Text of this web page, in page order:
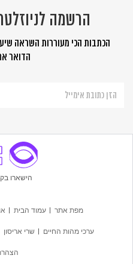
הרשמה
הכתבות הכי מעוררות השראה
הדואר
לניוזלטר
החיים
הישארו
מפת אתר עמוד הבית
ערכי מהות החיים שרי אריסון